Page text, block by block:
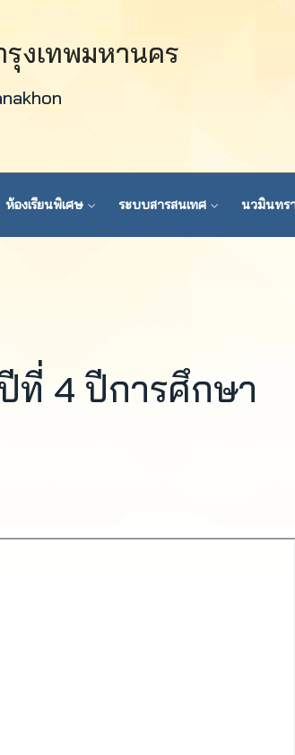
งเทพมหานคร
ห้องเรียนพิเศษ ระบบสารสนเทศ นวมินทร
ที่ 4 ปีการศึกษา